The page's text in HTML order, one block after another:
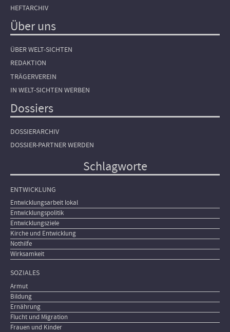
HEFTARCHIV
Über uns
ÜBER WELT-SICHTEN
REDAKTION
TRÄGERVEREIN
IN WELT-SICHTEN WERBEN
Dossiers
DOSSIERARCHIV
DOSSIER-PARTNER WERDEN
Schlagworte
ENTWICKLUNG
Entwicklungsarbeit lokal
Entwicklungspolitik
Entwicklungsziele
Kirche und Entwicklung
Nothilfe
Wirksamkeit
SOZIALES
Armut
Bildung
Ernährung
Flucht und Migration
Frauen und Kinder